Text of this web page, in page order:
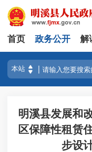
首页 政务公开 解
明溪县发展和
区保障性租赁
步设